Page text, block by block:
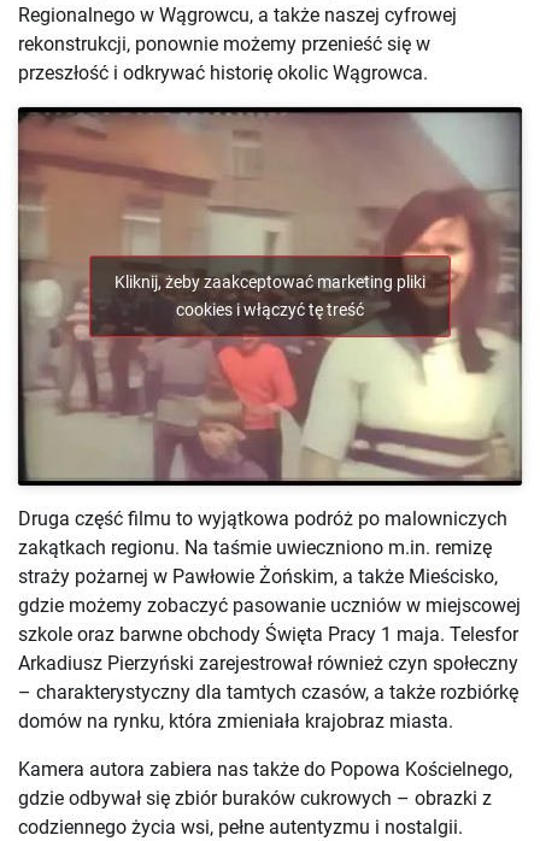
Regionalnego w Wągrowcu, a także naszej cyfrowej
rekonstrukcji, ponownie możemy przenieść się w
przeszłość i odkrywać historię okolic Wągrowca.
Kliknij, żeby zaakceptować marketing pliki
cookies i włączyć tę treść
Druga część filmu to wyjątkowa podróż po malowniczych
zakątkach regionu. Na taśmie uwieczniono m.in. remizę
straży pożarnej w Pawłowie Żońskim, a także Mieścisko,
gdzie możemy zobaczyć pasowanie uczniów w miejscowej
szkole oraz barwne obchody Święta Pracy 1 maja. Telesfor
Arkadiusz Pierzyński zarejestrował również czyn społeczny
– charakterystyczny dla tamtych czasów, a także rozbiórkę
domów na rynku, która zmieniała krajobraz miasta.
Kamera autora zabiera nas także do Popowa Kościelnego,
gdzie odbywał się zbiór buraków cukrowych – obrazki z
codziennego życia wsi, pełne autentyzmu i nostalgii.